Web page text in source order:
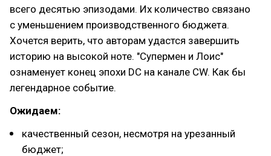
всего десятью эпизодами. Их количество связано
с уменьшением производственного бюджета.
Хочется верить, что авторам удастся завершить
историю на высокой ноте. "Супермен и Лоис"
ознаменует конец эпохи DC на канале CW. Как бы
легендарное событие.
Ожидаем:
качественный сезон, несмотря на урезанный
бюджет;